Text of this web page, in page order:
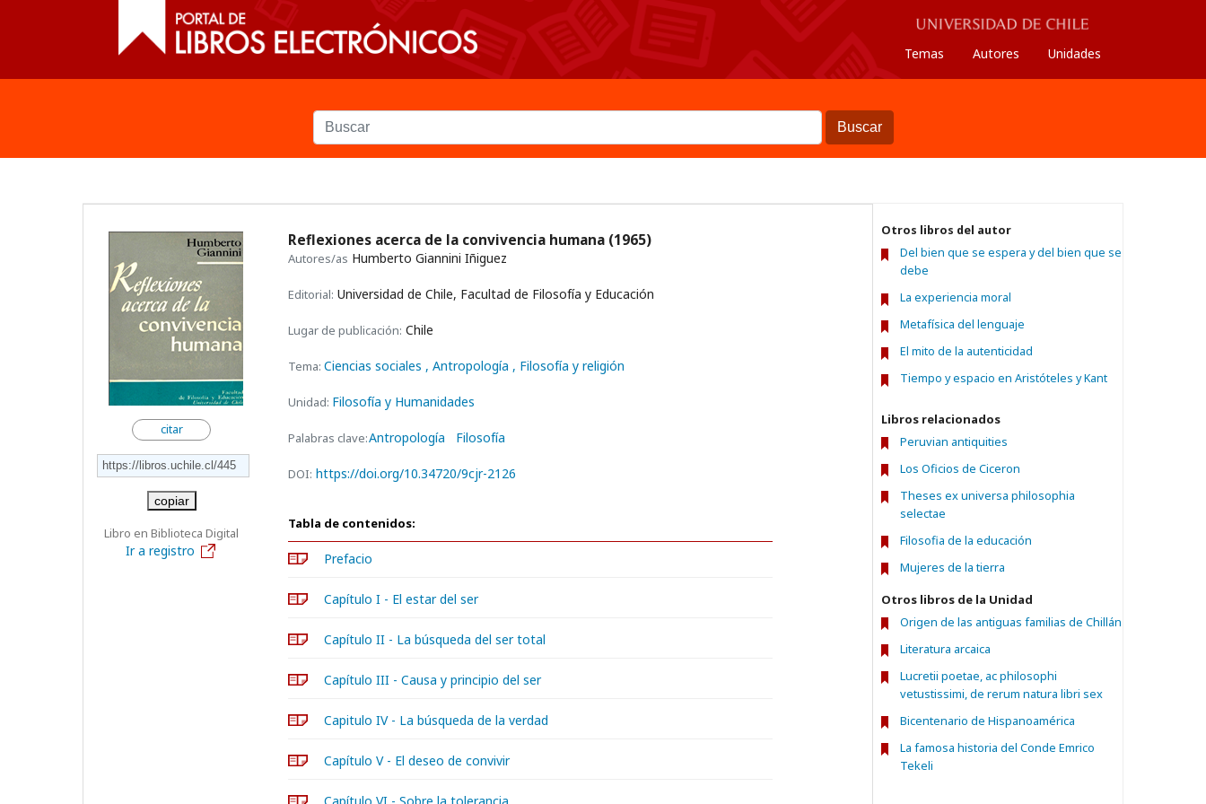
Temas Autores Unidades
Buscar
citar
copiar
Libro en Biblioteca Digital
Ir a registro
Reflexiones acerca de la convivencia humana (1965)
Autores/as Humberto Giannini Iñiguez
Editorial: Universidad de Chile, Facultad de Filosofía y Educación
Lugar de publicación: Chile
Tema: Ciencias sociales , Antropología , Filosofía y religión
Unidad: Filosofía y Humanidades
Palabras clave:Antropología Filosofía
DOI: https://doi.org/10.34720/9cjr-2126
Tabla de contenidos:
Prefacio
Capítulo I - El estar del ser
Capítulo II - La búsqueda del ser total
Capítulo III - Causa y principio del ser
Capitulo IV - La búsqueda de la verdad
Capítulo V - El deseo de convivir
Otros libros del autor
Del bien que se espera y del bien que se
debe
La experiencia moral
Metafísica del lenguaje
El mito de la autenticidad
Tiempo y espacio en Aristóteles y Kant
Libros relacionados
Peruvian antiquities
Los Oficios de Ciceron
Theses ex universa philosophia
selectae
Filosofia de la educación
Mujeres de la tierra
Otros libros de la Unidad
Origen de las antiguas familias de Chillán
Literatura arcaica
Lucretii poetae, ac philosophi
vetustissimi, de rerum natura libri sex
Bicentenario de Hispanoamérica
La famosa historia del Conde Emrico
Tekeli